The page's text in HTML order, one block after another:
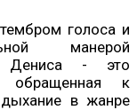
голоса и
манерой
Дениса - это
обращенная к
в жанре